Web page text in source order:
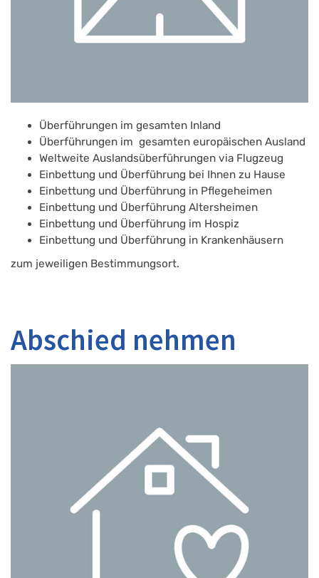
Überführungen im gesamten Inland
Überführungen im gesamten europäischen Ausland
Weltweite Auslandsüberführungen via Flugzeug
Einbettung und Überführung bei Ihnen zu Hause
Einbettung und Überführung in Pflegeheimen
Einbettung und Überführung Altersheimen
Einbettung und Überführung im Hospiz
Einbettung und Überführung in Krankenhäusern
zum jeweiligen Bestimmungsort.
Abschied nehmen